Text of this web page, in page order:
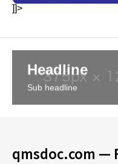
]]>
Headline
Sub headline
qmsdoc.com —